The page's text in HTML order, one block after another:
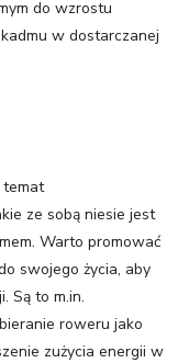
do wzrostu
w dostarczanej
temat
ze sobą niesie jest
Warto promować
swojego życia, aby
Są to m.in.
roweru jako
zużycia energii w